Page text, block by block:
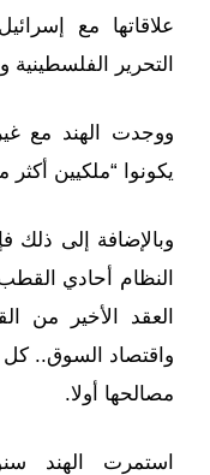
علاقاتها مع
التحرير الفلسطينية
ووجدت الهند مع
يكونوا “ملكيين
وبالإضافة إلى ذلك
النظام أحادي القطب
العقد الأخير من
واقتصاد السوق..
مصالحها أولا.
استمرت الهند